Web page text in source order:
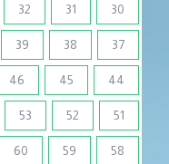
30
31
32
37
38
39
44
45
46
51
52
53
58
59
60